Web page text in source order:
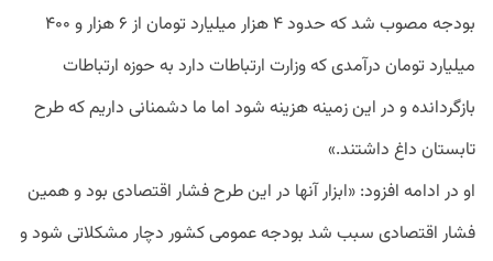
بودجه مصوب شد که حدود ۴ هزار میلیارد تومان از ۶ هزار و ۴۰۰
میلیارد تومان درآمدی که وزارت ارتباطات دارد به حوزه ارتباطات
بازگردانده و در این زمینه هزینه شود اما ما دشمنانی داریم که طرح
تابستان داغ داشتند.»
او در ادامه افزود: «ابزار آنها در این طرح فشار اقتصادی بود و همین
فشار اقتصادی سبب شد بودجه عمومی کشور دچار مشکلاتی شود و